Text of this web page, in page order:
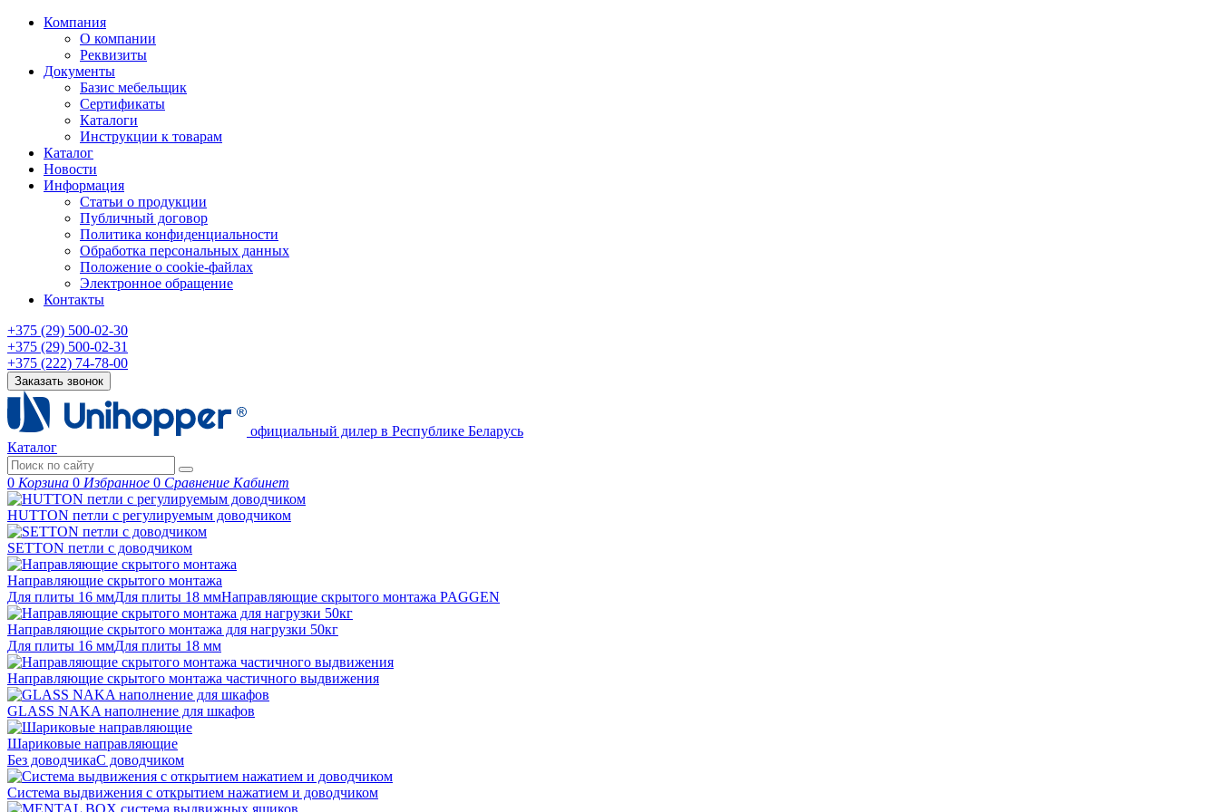
Компания
О компании
Реквизиты
Документы
Базис мебельщик
Сертификаты
Каталоги
Инструкции к товарам
Каталог
Новости
Информация
Статьи о продукции
Публичный договор
Политика конфиденциальности
Обработка персональных данных
Положение о cookie-файлах
Электронное обращение
Контакты
+375 (29) 500-02-30
+375 (29) 500-02-31
+375 (222) 74-78-00
Заказать звонок
официальный дилер в Республике Беларусь
Каталог
0 Корзина 0 Избранное 0 Сравнение Кабинет
HUTTON петли с регулируемым доводчиком
SETTON петли с доводчиком
Направляющие скрытого монтажа
Для плиты 16 ммДля плиты 18 ммНаправляющие скрытого монтажа PAGGEN
Направляющие скрытого монтажа для нагрузки 50кг
Для плиты 16 ммДля плиты 18 мм
Направляющие скрытого монтажа частичного выдвижения
GLASS NAKA наполнение для шкафов
Шариковые направляющие
Без доводчикаС доводчиком
Система выдвижения с открытием нажатием и доводчиком